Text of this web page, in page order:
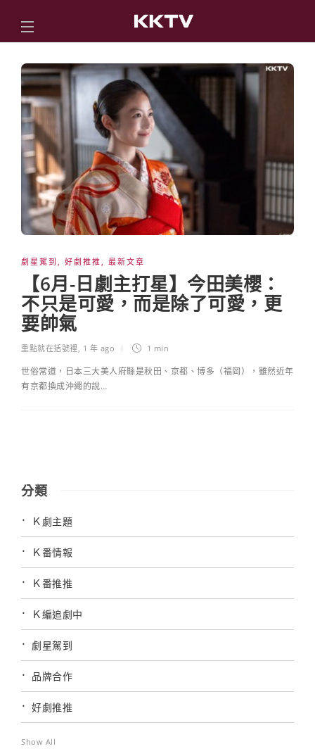
劇星駕到 , 好劇推推, 最新文章
【6月-日劇主打星】今田美櫻：
不只是可愛，而是除了可愛，更
要帥氣
重點就在括號裡 , 1 年 ago 1 min
世俗常道，日本三大美人府縣是秋田、京都、博多（福岡），雖然近年
有京都換成沖繩的說…
分類
Ｋ劇主題
Ｋ番情報
Ｋ番推推
Ｋ編追劇中
劇星駕到
品牌合作
好劇推推
Show All